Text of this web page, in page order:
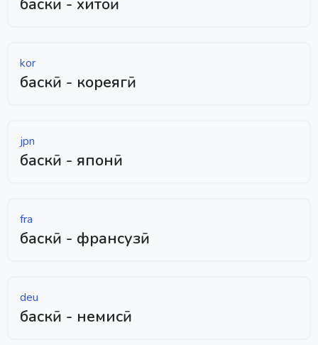
kor
баскӣ - кореягӣ
jpn
баскӣ - японӣ
fra
баскӣ - франсузӣ
deu
баскӣ - немисӣ